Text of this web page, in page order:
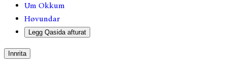
Um Okkum
Høvundar
Legg Qasida afturat
Innrita